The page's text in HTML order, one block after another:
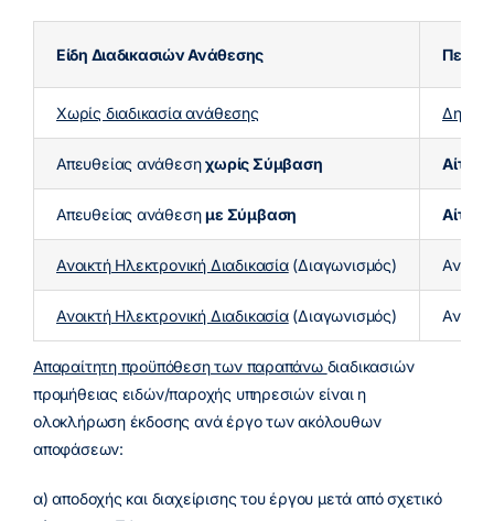
Είδη Διαδικασιών Ανάθεσης
Χωρίς διαδικασία ανάθεσης
Απευθείας ανάθεσηχωρίς Σύμβαση Αίτημα
Απευθείας ανάθεσημε Σύμβαση Αίτημα
Ανοικτή Ηλεκτρονική Διαδικασία(Διαγωνισμός)
Ανοικτή Ηλεκτρονική Διαδικασία(Διαγωνισμός)
Απαραίτητη προϋπόθεση των παραπάνω διαδικασιών
προμήθειας ειδών/παροχής υπηρεσιών είναι η
ολοκλήρωση έκδοσης ανά έργο των ακόλουθων
αποφάσεων:
α) αποδοχής και διαχείρισης του έργου μετά από σχετικό